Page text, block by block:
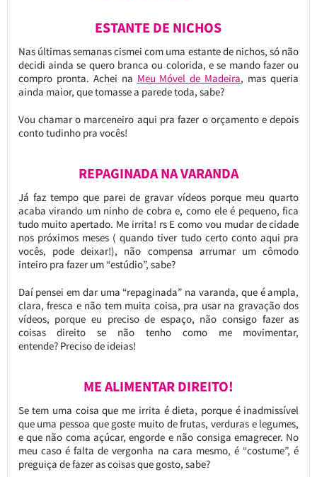
ESTANTE DE NICHOS
Nas últimas semanas cismei com uma estante de nichos, só não
decidi ainda se quero branca ou colorida, e se mando fazer ou
compro pronta. Achei na Meu Móvel de Madeira, mas queria
ainda maior, que tomasse a parede toda, sabe?
Vou chamar o marceneiro aqui pra fazer o orçamento e depois
conto tudinho pra vocês!
REPAGINADA NA VARANDA
Já faz tempo que parei de gravar vídeos porque meu quarto
acaba virando um ninho de cobra e, como ele é pequeno, fica
tudo muito apertado. Me irrita! rs E como vou mudar de cidade
nos próximos meses ( quando tiver tudo certo conto aqui pra
vocês, pode deixar!), não compensa arrumar um cômodo
inteiro pra fazer um “estúdio”, sabe?
Daí pensei em dar uma “repaginada” na varanda, que é ampla,
clara, fresca e não tem muita coisa, pra usar na gravação dos
vídeos, porque eu preciso de espaço, não consigo fazer as
coisas direito se não tenho como me movimentar,
entende? Preciso de ideias!
ME ALIMENTAR DIREITO!
Se tem uma coisa que me irrita é dieta, porque é inadmissível
que uma pessoa que goste muito de frutas, verduras e legumes,
e que não coma açúcar, engorde e não consiga emagrecer. No
meu caso é falta de vergonha na cara mesmo, é “costume”, é
preguiça de fazer as coisas que gosto, sabe?